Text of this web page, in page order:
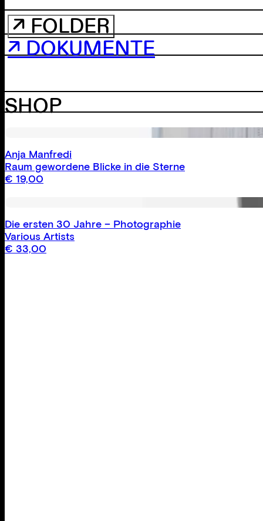
↗ FOLDER
↗ DOKUMENTE
SHOP
Anja Manfredi
Raum gewordene Blicke in die Sterne
€ 19,00
Die ersten 30 Jahre – Photographie
Various Artists
€ 33,00